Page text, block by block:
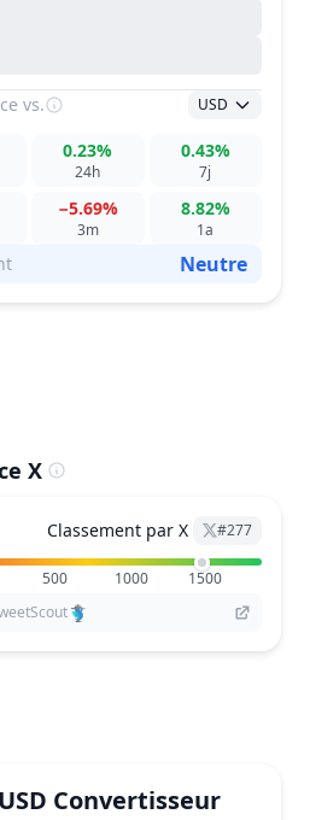
vs. USD
24h
0.23%
7j
0.43%
3m
−5.69%
1a
8.82%
Neutre
X
Classement par X #277
500 1000
1500
USD Convertisseur